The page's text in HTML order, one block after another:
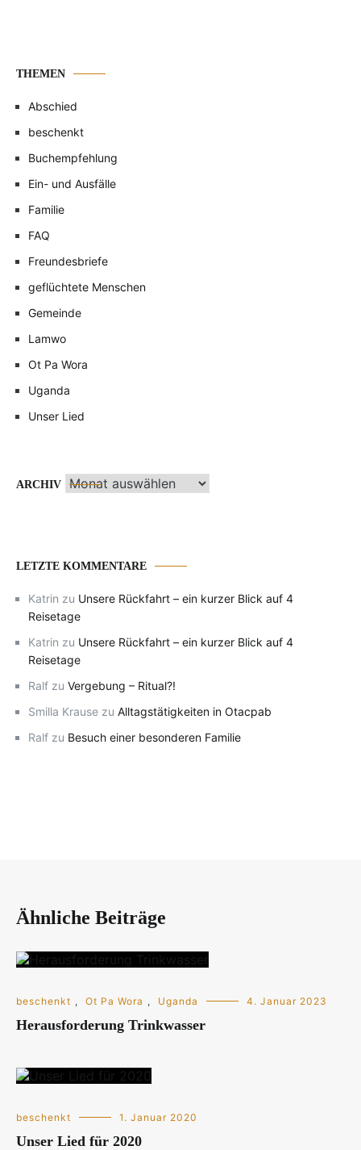
THEMEN
Abschied
beschenkt
Buchempfehlung
Ein- und Ausfälle
Familie
FAQ
Freundesbriefe
geflüchtete Menschen
Gemeinde
Lamwo
Ot Pa Wora
Uganda
Unser Lied
ARCHIV Archiv
LETZTE KOMMENTARE
Katrin zu Unsere Rückfahrt – ein kurzer Blick auf 4
Reisetage
Katrin zu Unsere Rückfahrt – ein kurzer Blick auf 4
Reisetage
Ralf zu Vergebung – Ritual?!
Smilla Krause zu Alltagstätigkeiten in Otacpab
Ralf zu Besuch einer besonderen Familie
Ähnliche Beiträge
beschenkt , Ot Pa Wora , Uganda 4. Januar 2023
Herausforderung Trinkwasser
beschenkt 1. Januar 2020
Unser Lied für 2020